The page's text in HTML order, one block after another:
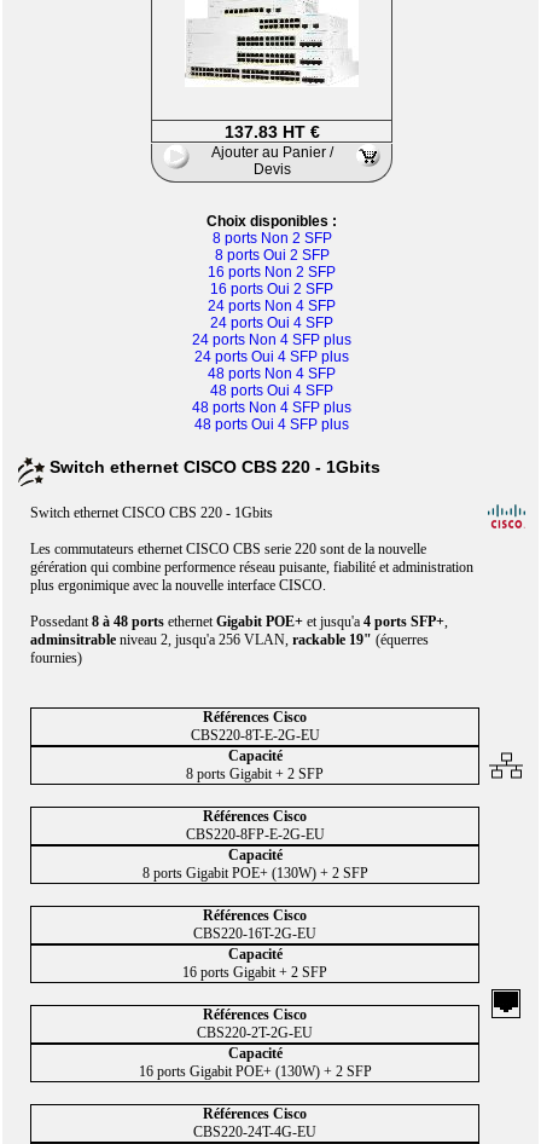
137.83 HT €
Ajouter au Panier /
Devis
Choix disponibles :
8 ports Non 2 SFP
8 ports Oui 2 SFP
16 ports Non 2 SFP
16 ports Oui 2 SFP
24 ports Non 4 SFP
24 ports Oui 4 SFP
24 ports Non 4 SFP plus
24 ports Oui 4 SFP plus
48 ports Non 4 SFP
48 ports Oui 4 SFP
48 ports Non 4 SFP plus
48 ports Oui 4 SFP plus
Switch ethernet CISCO CBS 220 - 1Gbits
Switch ethernet CISCO CBS 220 - 1Gbits
Les commutateurs ethernet CISCO CBS serie 220 sont de la nouvelle
gérération qui combine performence réseau puisante, fiabilité et administration
plus ergonimique avec la nouvelle interface CISCO.
Possedant8 à 48 ports ethernetGigabitPOE+ et jusqu'a4 ports SFP+,
adminsitrableniveau 2, jusqu'a 256 VLAN,rackable 19" (équerres
fournies)
CBS220-8T-E-2G-EU
8 ports Gigabit + 2 SFP
CBS220-8FP-E-2G-EU
8 ports Gigabit POE+ (130W) + 2 SFP
CBS220-16T-2G-EU
16 ports Gigabit + 2 SFP
CBS220-2T-2G-EU
16 ports Gigabit POE+ (130W) + 2 SFP
CBS220-24T-4G-EU